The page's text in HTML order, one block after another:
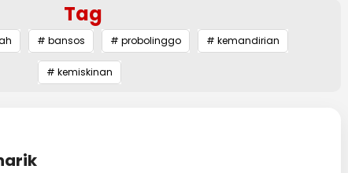
Tag
# bansos # probolinggo # kemandirian
# kemiskinan